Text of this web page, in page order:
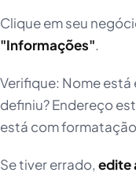
Clique em seu
"Informações".
Verifique: Nome
definiu? Endereço
está com
Se tiver errado, edite